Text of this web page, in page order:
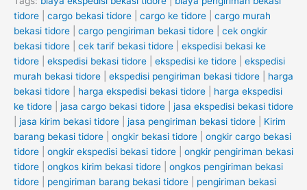
tidore
cargo bekasi tidore cargo ke tidore
cargo murah
bekasi tidore
cargo pengiriman bekasi tidore
cek ongkir
bekasi tidore
cek tarif bekasi tidore
ekspedisi bekasi ke
tidore
ekspedisi bekasi tidore ekspedisi ke tidore
ekspedisi
murah bekasi tidore
ekspedisi pengiriman bekasi tidore
harga
bekasi tidore
harga ekspedisi bekasi tidore
harga ekspedisi
ke tidore
jasa cargo bekasi tidore
jasa ekspedisi bekasi tidore
jasa kirim bekasi tidore jasa pengiriman bekasi tidore
Kirim
barang bekasi tidore
ongkir bekasi tidore
ongkir cargo bekasi
tidore
ongkir ekspedisi bekasi tidore
ongkir pengiriman bekasi
tidore
ongkos kirim bekasi tidore
ongkos pengiriman bekasi
tidore
pengiriman barang bekasi tidore
pengiriman bekasi